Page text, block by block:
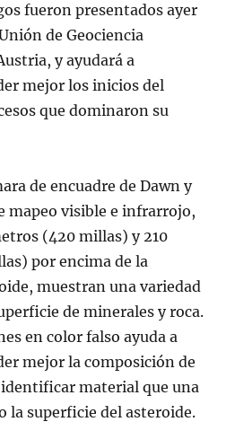
fueron presentados ayer
de Geociencia
y ayudará a
mejor los inicios del
que dominaron su
de encuadre de Dawn y
mapeo visible e infrarrojo,
(420 millas) y 210
por encima de la
muestran una variedad
de minerales y roca.
en color falso ayuda a
mejor la composición de
material que una
la superficie del asteroide.